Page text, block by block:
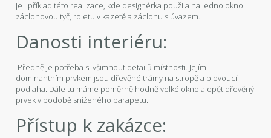
je i příklad této realizace, kde designérka použila na jedno okno
záclonovou tyč, roletu v kazetě a záclonu s úvazem.
Danosti interiéru:
Předně je potřeba si všimnout detailů místnosti. Jejím
dominantním prvkem jsou dřevěné trámy na stropě a plovoucí
podlaha. Dále tu máme poměrně hodně velké okno a opět dřevěný
prvek v podobě sníženého parapetu.
Přístup k zakázce: